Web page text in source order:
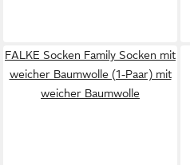
FALKE Socken Family Socken mit
weicher Baumwolle (1-Paar) mit
weicher Baumwolle